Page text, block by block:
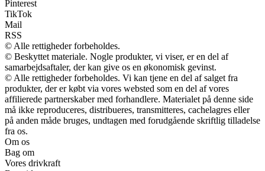
Pinterest
TikTok
Mail
RSS
© Alle rettigheder forbeholdes.
© Beskyttet materiale. Nogle produkter, vi viser, er en del af
samarbejdsaftaler, der kan give os en økonomisk gevinst.
© Alle rettigheder forbeholdes. Vi kan tjene en del af salget fra
produkter, der er købt via vores websted som en del af vores
affilierede partnerskaber med forhandlere. Materialet på denne side
må ikke reproduceres, distribueres, transmitteres, cachelagres eller
på anden måde bruges, undtagen med forudgående skriftlig tilladelse
fra os.
Om os
Bag om
Vores drivkraft